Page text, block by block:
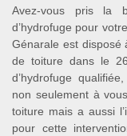
Avez-vous pris la
d’hydrofuge pour
Génarale est disposé
de toiture dans le
d’hydrofuge
non seulement à
toiture mais a aussi
pour cette